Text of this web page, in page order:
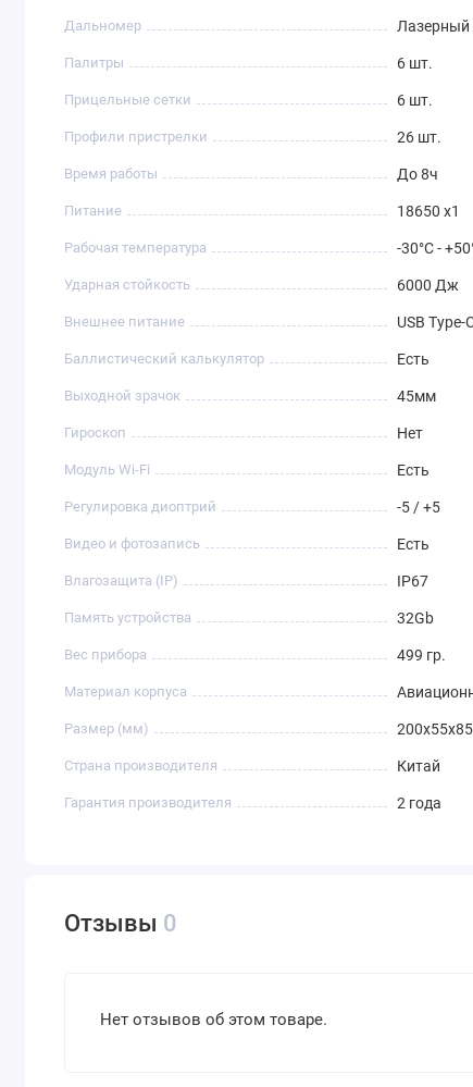
Дальномер Лазерный
Палитры 6 шт.
Прицельные сетки 6 шт.
Профили пристрелки 26 шт.
Время работы До 8ч
Питание 18650 x1
Рабочая температура -30°C -
Ударная стойкость 6000 Дж
Внешнее питание USB Type-
Баллистический калькулятор Есть
Выходной зрачок 45мм
Гироскоп Нет
Модуль Wi-Fi Есть
Регулировка диоптрий -5 / +5
Видео и фотозапись Есть
Влагозащита (IP) IP67
Память устройства 32Gb
Вес прибора 499 гр.
Материал корпуса
Размер (мм) 200x55x85
Страна производителя Китай
Гарантия производителя 2 года
Отзывы 0
Нет отзывов об этом товаре.